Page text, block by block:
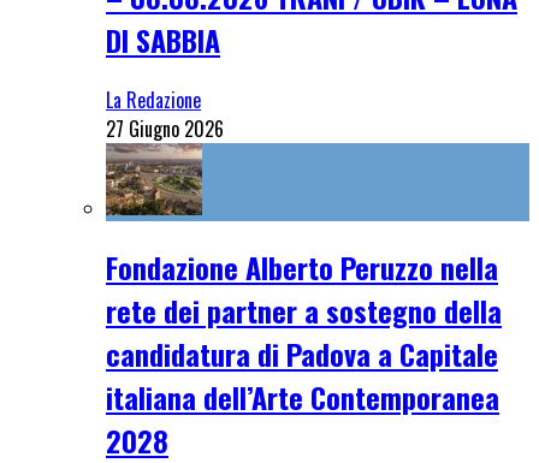
DI SABBIA
La Redazione
27 Giugno 2026
Fondazione Alberto Peruzzo nella
rete dei partner a sostegno della
candidatura di Padova a Capitale
italiana dell’Arte Contemporanea
2028